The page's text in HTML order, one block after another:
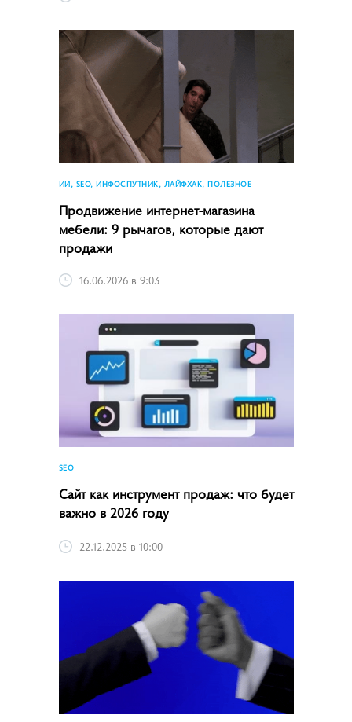
ИИ, SEO, ИНФОСПУТНИК, ЛАЙФХАК, ПОЛЕЗНОЕ
Продвижение интернет-магазина
мебели: 9 рычагов, которые дают
продажи
16.06.2026 в 9:03
SEO
Сайт как инструмент продаж: что будет
важно в 2026 году
22.12.2025 в 10:00